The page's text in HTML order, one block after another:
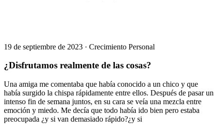
19 de septiembre de 2023 · Crecimiento Personal
¿Disfrutamos realmente de las cosas?
Una amiga me comentaba que había conocido a un chico y que
había surgido la chispa rápidamente entre ellos. Después de pasar un
intenso fin de semana juntos, en su cara se veía una mezcla entre
emoción y miedo. Me decía que todo había ido bien pero estaba
preocupada ¿y si van demasiado rápido?¿y si